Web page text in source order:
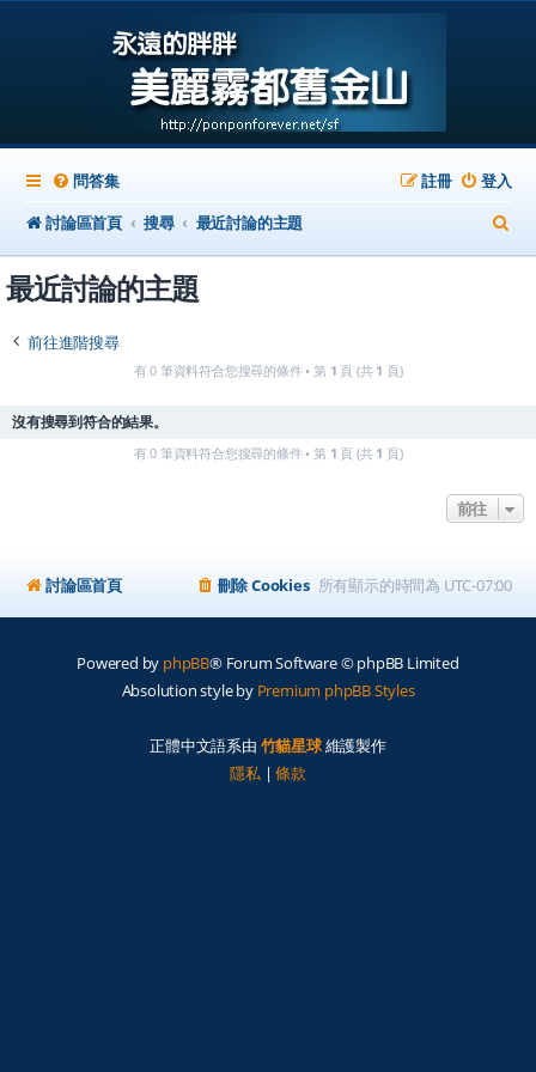
問答集 登入
註冊
討論區首頁
搜尋 最近討論的主題
尋
最近討論的主題
前往進階搜尋
有 0 筆資料符合您搜尋的條件 • 第 1 頁 (共 1 頁)
沒有搜尋到符合的結果。
有 0 筆資料符合您搜尋的條件 • 第 1 頁 (共 1 頁)
前往
討論區首頁 所有顯示的時間為 UTC-07:00
刪除 Cookies
Powered by phpBB® Forum Software © phpBB Limited
Absolution style by Premium phpBB Styles
正體中文語系由 竹貓星球維護製作
隱私 |條款